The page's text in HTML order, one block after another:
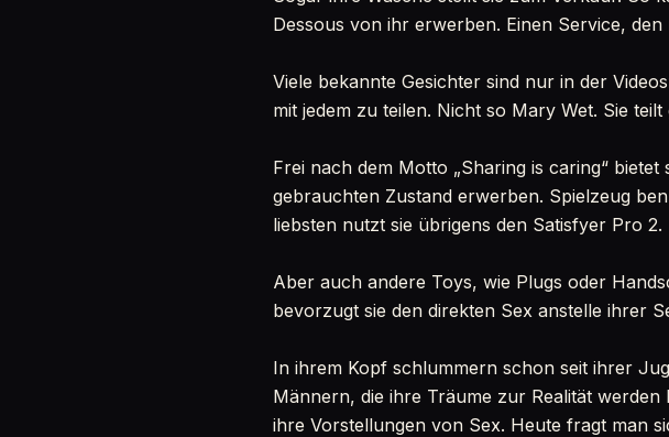
Dessous von ihr erwerben. Einen Service,
Viele bekannte Gesichter sind nur in der
mit jedem zu teilen. Nicht so Mary Wet. Sie teilt
Frei nach dem Motto „Sharing is caring“
gebrauchten Zustand erwerben. Spielzeug
liebsten nutzt sie übrigens den Satisfyer Pro 2.
Aber auch andere Toys, wie Plugs oder
bevorzugt sie den direkten Sex anstelle ihrer
In ihrem Kopf schlummern schon seit ihrer
Männern, die ihre Träume zur Realität
ihre Vorstellungen von Sex. Heute fragt man